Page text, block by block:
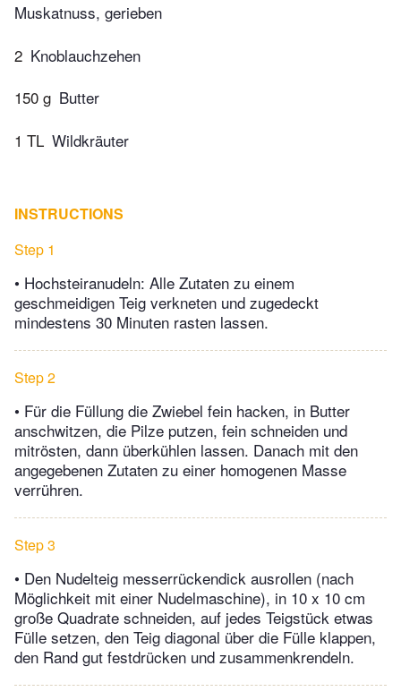
Muskatnuss, gerieben
2 Knoblauchzehen
150 g Butter
1 TL Wildkräuter
INSTRUCTIONS
Step 1
• Hochsteiranudeln: Alle Zutaten zu einem
geschmeidigen Teig verkneten und zugedeckt
mindestens 30 Minuten rasten lassen.
Step 2
• Für die Füllung die Zwiebel fein hacken, in Butter
anschwitzen, die Pilze putzen, fein schneiden und
mitrösten, dann überkühlen lassen. Danach mit den
angegebenen Zutaten zu einer homogenen Masse
verrühren.
Step 3
• Den Nudelteig messerrückendick ausrollen (nach
Möglichkeit mit einer Nudelmaschine), in 10 x 10 cm
große Quadrate schneiden, auf jedes Teigstück etwas
Fülle setzen, den Teig diagonal über die Fülle klappen,
den Rand gut festdrücken und zusammenkrendeln.